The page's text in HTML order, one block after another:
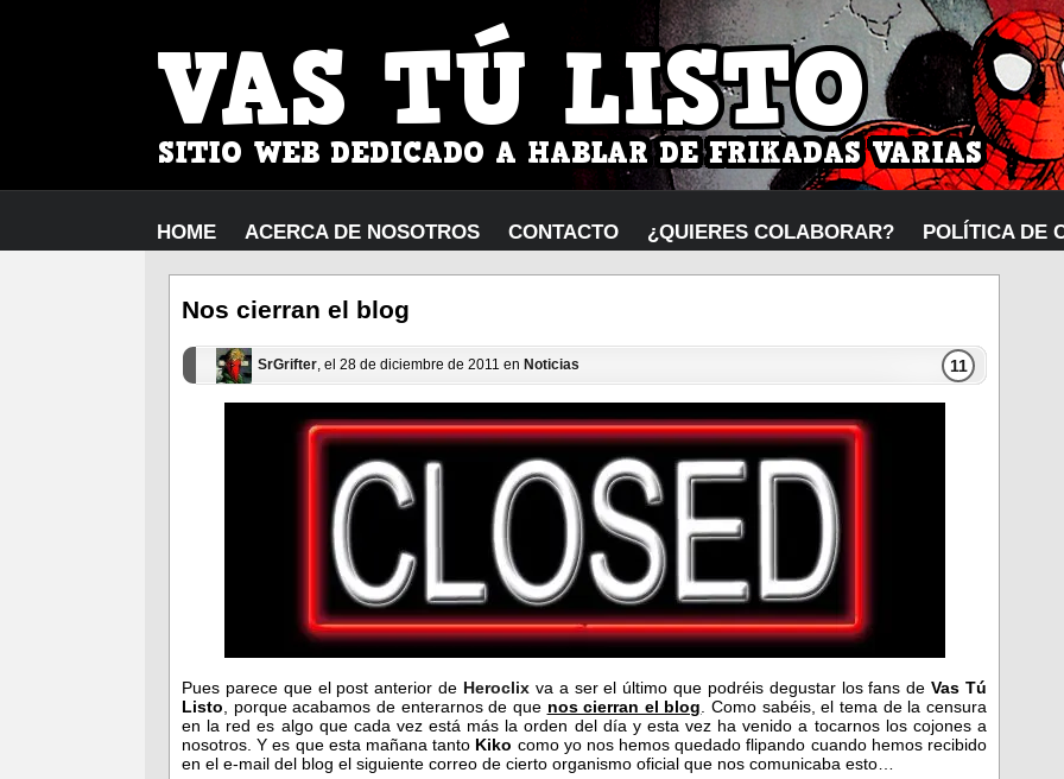
HOME ACERCA DE NOSOTROS CONTACTO ¿QUIERES COLABORAR? POLÍTICA DE
Nos cierran el blog
SrGrifter, el 28 de diciembre de 2011 en Noticias 11
Pues parece que el post anterior de Heroclixva a ser el último que podréis degustar los fans deVas Tú
Listo , porque acabamos de enterarnos de que nos cierran el blog . Como sabéis, el tema de la censura
en la red es algo que cada vez está más la orden del día y esta vez ha venido a tocarnos los cojones a
nosotros. Y es que esta mañana tanto Kiko como yo nos hemos quedado flipando cuando hemos recibido
en el e-mail del blog el siguiente correo de cierto organismo oficial que nos comunicaba esto…